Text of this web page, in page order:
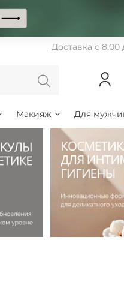
Доставка с 8:00
Макияж Для